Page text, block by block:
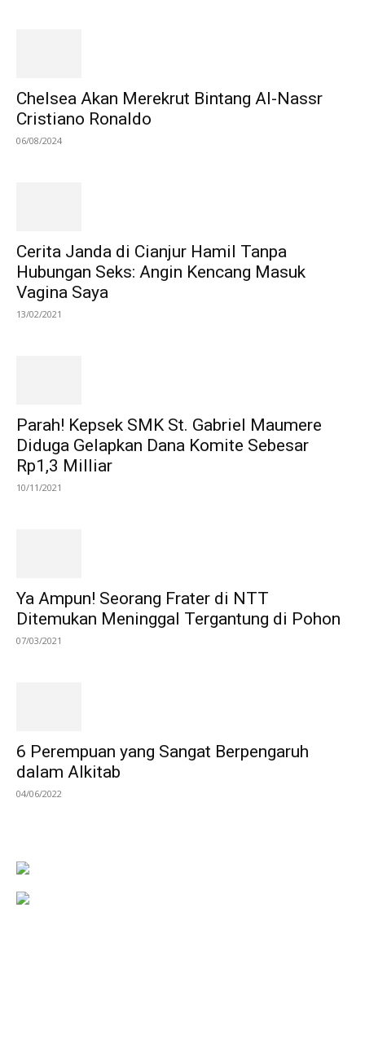
Chelsea Akan Merekrut Bintang Al-Nassr
Cristiano Ronaldo
06/08/2024
Cerita Janda di Cianjur Hamil Tanpa
Hubungan Seks: Angin Kencang Masuk
Vagina Saya
13/02/2021
Parah! Kepsek SMK St. Gabriel Maumere
Diduga Gelapkan Dana Komite Sebesar
Rp1,3 Milliar
10/11/2021
Ya Ampun! Seorang Frater di NTT
Ditemukan Meninggal Tergantung di Pohon
07/03/2021
6 Perempuan yang Sangat Berpengaruh
dalam Alkitab
04/06/2022